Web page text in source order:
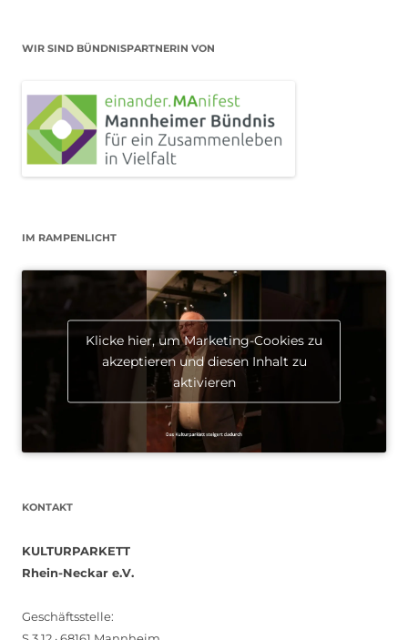
WIR SIND BÜNDNISPARTNERIN VON
IM RAMPENLICHT
Klicke hier, um Marketing-Cookies zu
akzeptieren und diesen Inhalt zu
aktivieren
KONTAKT
KULTURPARKETT
Rhein-Neckar e.V.
Geschäftsstelle: